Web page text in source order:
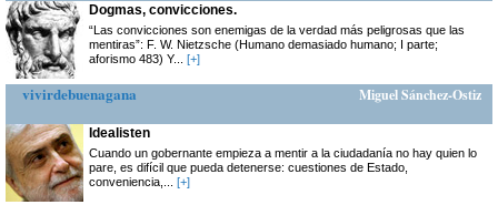
Dogmas, convicciones.
“Las convicciones son enemigas de la verdad más peligrosas que las
mentiras”: F. W. Nietzsche (Humano demasiado humano; I parte;
aforismo 483) Y... [+]
vivirdebuenagana Miguel Sánchez-Ostiz
Idealisten
Cuando un gobernante empieza a mentir a la ciudadanía no hay quien lo
pare, es difícil que pueda detenerse: cuestiones de Estado,
conveniencia,... [+]